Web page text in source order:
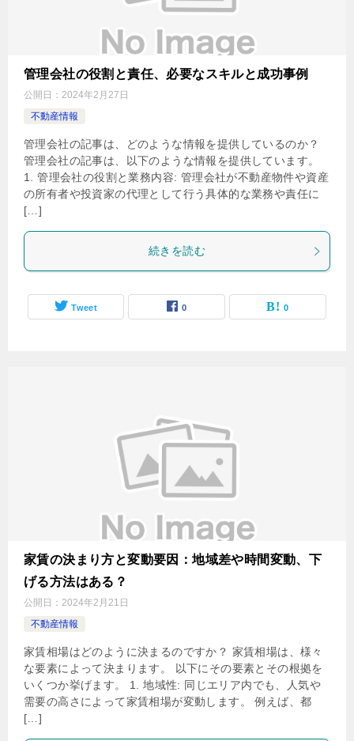
管理会社の役割と責任、必要なスキルと成功事例
公開日： 2024年2月27日
不動産情報
管理会社の記事は、どのような情報を提供しているのか？
管理会社の記事は、以下のような情報を提供しています。
1. 管理会社の役割と業務内容: 管理会社が不動産物件や資産
の所有者や投資家の代理として行う具体的な業務や責任に
[…]
続きを読む
Tweet 0 0
家賃の決まり方と変動要因：地域差や時間変動、下
げる方法はある？
公開日： 2024年2月21日
不動産情報
家賃相場はどのように決まるのですか？ 家賃相場は、様々
な要素によって決まります。 以下にその要素とその根拠を
いくつか挙げます。 1. 地域性: 同じエリア内でも、人気や
需要の高さによって家賃相場が変動します。 例えば、都
[…]